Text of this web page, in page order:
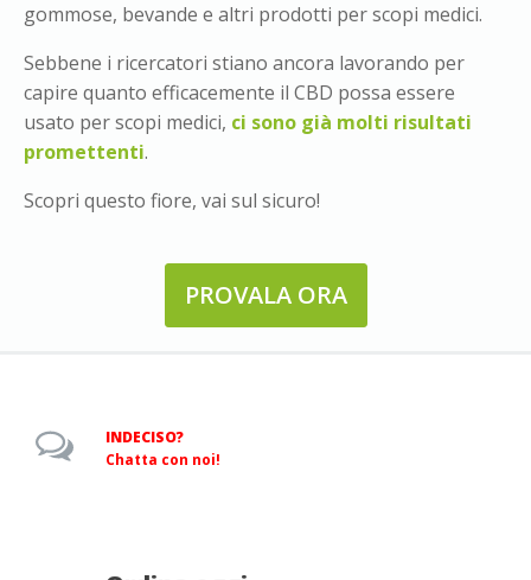
gommose, bevande e altri prodotti per scopi medici.
Sebbene i ricercatori stiano ancora lavorando per
capire quanto efficacemente il CBD possa essere
usato per scopi medici, ci sono già molti risultati
promettenti.
Scopri questo fiore, vai sul sicuro!
PROVALA ORA
INDECISO?
Chatta con noi!